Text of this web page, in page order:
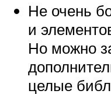
Не очень
и
Но можно
целые